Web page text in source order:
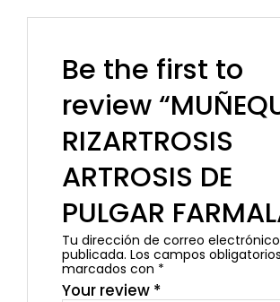
Be the first to
review
RIZARTROSIS
ARTROSIS DE
PULGAR
Tu dirección de correo
publicada. Los campos
marcados con *
Your review *